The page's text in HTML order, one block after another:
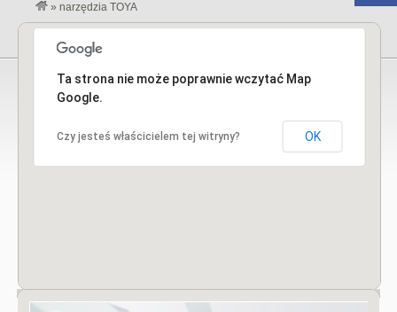
» narzędzia TOYA
Ta strona nie może poprawnie wczytać Map
Google.
Czy jesteś właścicielem tej witryny? OK